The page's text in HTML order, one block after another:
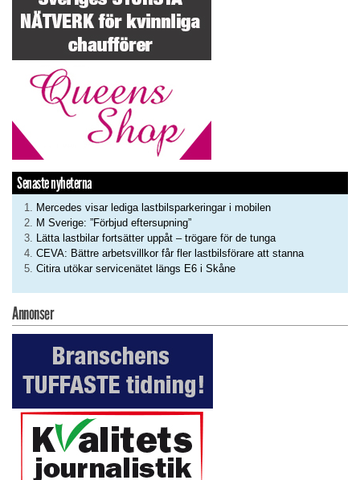
Senaste nyheterna
Mercedes visar lediga lastbilsparkeringar i mobilen
M Sverige: ”Förbjud eftersupning”
Lätta lastbilar fortsätter uppåt – trögare för de tunga
CEVA: Bättre arbetsvillkor får fler lastbilsförare att stanna
Citira utökar servicenätet längs E6 i Skåne
Annonser